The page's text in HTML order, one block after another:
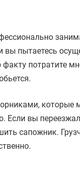
пытаетесь
потратите
которые
Если вы
сапожник.